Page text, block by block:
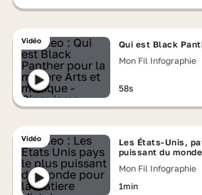
Vidéo
Qui est Black
Mon Fil Infographie
58s
Vidéo
Les États-Unis,
puissant du monde
Mon Fil Infographie
1min